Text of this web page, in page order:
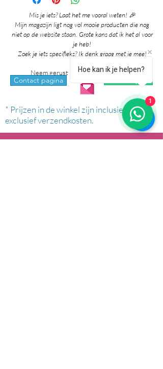
Mis je iets? Laat het me vooral weten! 🎉
Mijn magazijn ligt nog vol mooie producten die nog
niet op de website staan. Grote kans dat ik het al voor
je heb!
Zoek je iets specifieks? Ik denk graag met je mee!
Neem gerust contact met me op via:
Contact pagina
* Prijzen in de winkel zijn inclusief btw en
exclusief verzendkosten.
Hoe kan ik je helpen?
1